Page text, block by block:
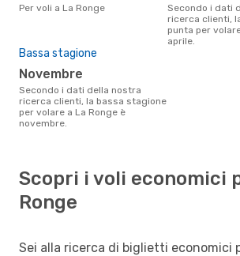
Per voli a La Ronge
Secondo i dati della nostra
ricerca clienti,
punta per
aprile.
Bassa stagione
novembre
Secondo i dati della nostra
ricerca clienti, la bassa stagione
per volare a La Ronge è
novembre.
Scopri i voli economici
Ronge
Sei alla ricerca di biglietti economici